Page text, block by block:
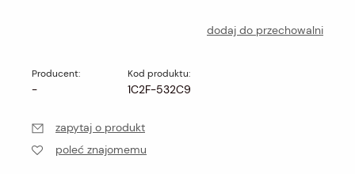
dodaj do przechowalni
Producent:
-
Kod produktu:
1C2F-532C9
zapytaj o produkt
poleć znajomemu